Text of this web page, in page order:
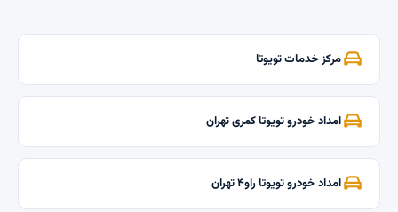
مرکز خدمات تویوتا
امداد خودرو تویوتا کمری تهران
امداد خودرو تویوتا راو۴ تهران